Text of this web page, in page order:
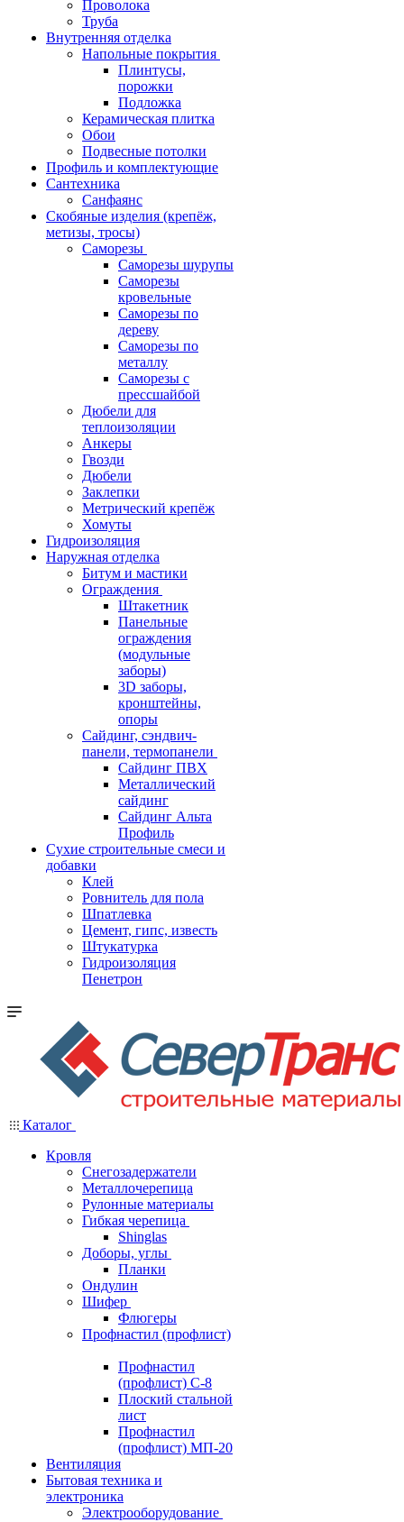
Проволока
Труба
Внутренняя отделка
Напольные покрытия
Плинтусы,
порожки
Подложка
Керамическая плитка
Обои
Подвесные потолки
Профиль и комплектующие
Сантехника
Санфаянс
Скобяные изделия (крепёж,
метизы, тросы)
Саморезы
Саморезы шурупы
Саморезы
кровельные
Саморезы по
дереву
Саморезы по
металлу
Саморезы с
прессшайбой
Дюбели для
теплоизоляции
Анкеры
Гвозди
Дюбели
Заклепки
Метрический крепёж
Хомуты
Гидроизоляция
Наружная отделка
Битум и мастики
Ограждения
Штакетник
Панельные
ограждения
(модульные
заборы)
3D заборы,
кронштейны,
опоры
Cайдинг, сэндвич-
панели, термопанели
Сайдинг ПВХ
Металлический
сайдинг
Сайдинг Альта
Профиль
Сухие строительные смеси и
добавки
Клей
Ровнитель для пола
Шпатлевка
Цемент, гипс, известь
Штукатурка
Гидроизоляция
Пенетрон
Каталог
Кровля
Снегозадержатели
Металлочерепица
Рулонные материалы
Гибкая черепица
Shinglas
Доборы, углы
Планки
Ондулин
Шифер
Флюгеры
Профнастил (профлист)
Профнастил
(профлист) С-8
Плоский стальной
лист
Профнастил
(профлист) МП-20
Вентиляция
Бытовая техника и
электроника
Электрооборудование